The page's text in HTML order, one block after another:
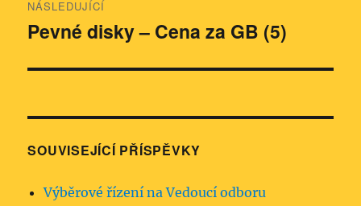
NÁSLEDUJÍCÍ
Následující
Pevné disky – Cena za GB (5)
SOUVISEJÍCÍ PŘÍSPĚVKY
Výběrové řízení na Vedoucí odboru